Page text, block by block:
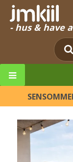
- hus & have